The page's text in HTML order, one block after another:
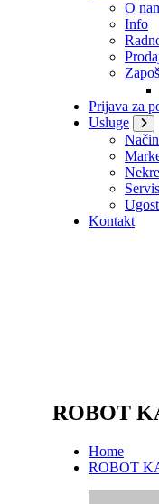
O
Info
Prijava za
Usluge
Servis
Kontakt
ROBOT
Home
ROBOT